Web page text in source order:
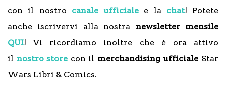
con il nostro canale ufficiale e la chat! Potete
anche iscrivervi alla nostra newsletter mensile
QUI! Vi ricordiamo inoltre che è ora attivo
il nostro store con il merchandising ufficiale Star
Wars Libri & Comics.